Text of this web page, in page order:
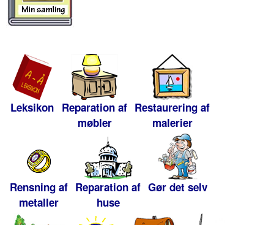
Leksikon Reparation af
møbler
Restaurering af
malerier
Rensning af
metaller
Reparation af
huse
Gør det selv